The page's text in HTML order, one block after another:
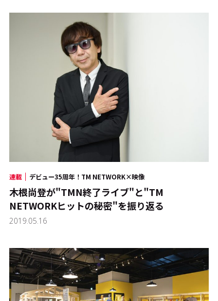
連載 デビュー35周年！TM NETWORK×映像
木根尚登が"TMN終了ライブ"と"TM
NETWORKヒットの秘密"を振り返る
2019.05.16